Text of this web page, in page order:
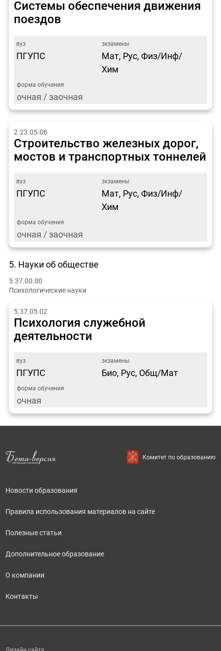
Системы обеспечения движения
поездов
ПГУПС
Мат, Рус, Физ/Инф/
Хим
очная / заочная
2.23.05.06
Строительство железных дорог,
мостов и транспортных тоннелей
ПГУПС
Мат, Рус, Физ/Инф/
Хим
очная / заочная
5. Науки об обществе
5.37.00.00
Психологические науки
5.37.05.02
Психология служебной
деятельности
ПГУПС Био, Рус, Общ/Мат
очная
Комитет по образованию
Новости образования
Правила использования материалов на сайте
Полезные статьи
Дополнительное образование
О компании
Контакты